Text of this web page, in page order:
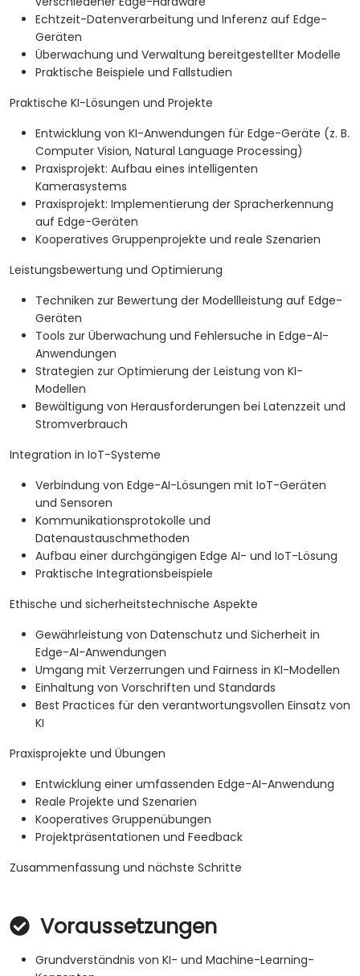
Echtzeit-Datenverarbeitung und Inferenz auf Edge-
Geräten
Überwachung und Verwaltung bereitgestellter Modelle
Praktische Beispiele und Fallstudien
Praktische KI-Lösungen und Projekte
Entwicklung von KI-Anwendungen für Edge-Geräte (z. B.
Computer Vision, Natural Language Processing)
Praxisprojekt: Aufbau eines intelligenten
Kamerasystems
Praxisprojekt: Implementierung der Spracherkennung
auf Edge-Geräten
Kooperatives Gruppenprojekte und reale Szenarien
Leistungsbewertung und Optimierung
Techniken zur Bewertung der Modellleistung auf Edge-
Geräten
Tools zur Überwachung und Fehlersuche in Edge-AI-
Anwendungen
Strategien zur Optimierung der Leistung von KI-
Modellen
Bewältigung von Herausforderungen bei Latenzzeit und
Stromverbrauch
Integration in IoT-Systeme
Verbindung von Edge-AI-Lösungen mit IoT-Geräten
und Sensoren
Kommunikationsprotokolle und
Datenaustauschmethoden
Aufbau einer durchgängigen Edge AI- und IoT-Lösung
Praktische Integrationsbeispiele
Ethische und sicherheitstechnische Aspekte
Gewährleistung von Datenschutz und Sicherheit in
Edge-AI-Anwendungen
Umgang mit Verzerrungen und Fairness in KI-Modellen
Einhaltung von Vorschriften und Standards
Best Practices für den verantwortungsvollen Einsatz von
KI
Praxisprojekte und Übungen
Entwicklung einer umfassenden Edge-AI-Anwendung
Reale Projekte und Szenarien
Kooperatives Gruppenübungen
Projektpräsentationen und Feedback
Zusammenfassung und nächste Schritte
Voraussetzungen
Grundverständnis von KI- und Machine-Learning-